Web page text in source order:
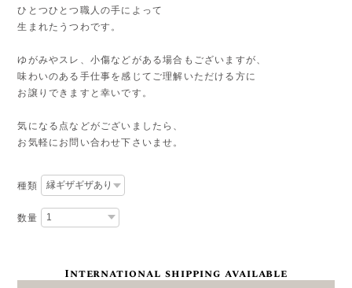
ひとつひとつ職人の手によって
生まれたうつわです。
ゆがみやスレ、小傷などがある場合もございますが、
味わいのある手仕事を感じてご理解いただける方に
お譲りできますと幸いです。
気になる点などがございましたら、
お気軽にお問い合わせ下さいませ。
種類
数量
International shipping available